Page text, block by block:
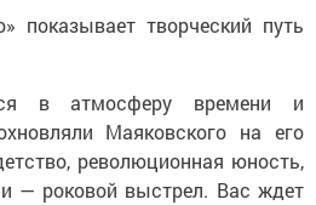
показывает творческий путь
в атмосферу времени и
Маяковского на его
революционная юность,
и — роковой выстрел. Вас ждет